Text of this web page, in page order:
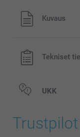
Kaikki hinnat ovat
eivät sisälläKuvaus
Tekniset
UKK